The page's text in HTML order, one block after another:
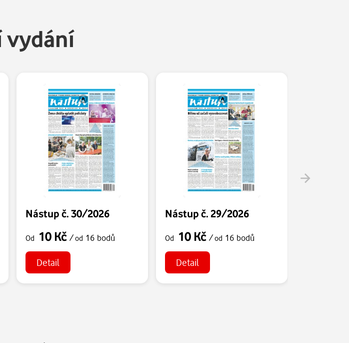
vydání
Nástup č. 30/2026
Od 10 Kč/od 16 bodů
Detail
Nástup č. 29/2026
Od 10 Kč/od 16 bodů
Detail